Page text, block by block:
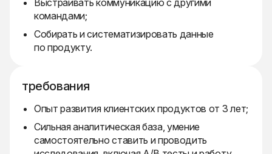
Выстраивать коммуникацию с другими
командами;
Собирать и систематизировать данные
по продукту.
требования
Опыт развития клиентских продуктов от 3 лет;
Сильная аналитическая база, умение
самостоятельно ставить и проводить